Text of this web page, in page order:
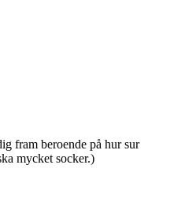
fram beroende på hur sur
mycket socker.)